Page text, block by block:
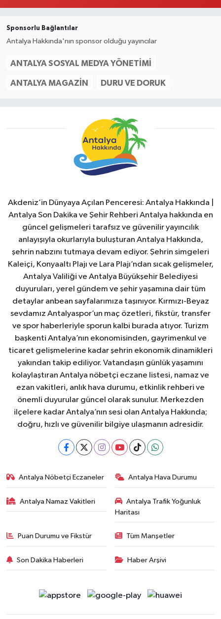
Sponsorlu Bağlantılar
Antalya Hakkında'nın sponsor olduğu yayıncılar
ANTALYA SOSYAL MEDYA YÖNETIMI
ANTALYA MAGAZIN DURU VE DORUK
Akdeniz’in Dünyaya Açılan Penceresi: Antalya Hakkında |
Antalya Son Dakika ve Şehir Rehberi Antalya hakkında en
güncel gelişmeleri tarafsız ve güvenilir yayıncılık
anlayışıyla okurlarıyla buluşturan Antalya Hakkında,
şehrin nabzını tutmaya devam ediyor. Şehrin simgeleri
Kaleiçi, Konyaaltı Plajı ve Lara Plajı’ndan sıcak gelişmeler,
Antalya Valiliği ve Antalya Büyükşehir Belediyesi
duyuruları, yerel gündem ve şehir yaşamına dair tüm
detaylar anbean sayfalarımıza taşınıyor. Kırmızı-Beyaz
sevdamız Antalyaspor’un maç özetleri, fikstür, transfer
ve spor haberleriyle sporun kalbi burada atıyor. Turizm
başkenti Antalya’nın ekonomisinden, gayrimenkul ve
ticaret gelişmelerine kadar şehrin ekonomik dinamikleri
yakından takip ediliyor. Vatandaşın günlük yaşamını
kolaylaştıran Antalya nöbetçi eczane listesi, namaz ve
ezan vakitleri, anlık hava durumu, etkinlik rehberi ve
önemli duyurular güncel olarak sunulur. Merkezden
ilçelere kadar Antalya’nın sesi olan Antalya Hakkında;
doğru, hızlı ve güvenilir bilgiye ulaşmanın adresidir.
Antalya Nöbetçi Eczaneler Antalya Hava Durumu
Antalya Namaz Vakitleri
Antalya Trafik Yoğunluk
Haritası
Puan Durumu ve Fikstür Tüm Manşetler
Son Dakika Haberleri Haber Arşivi